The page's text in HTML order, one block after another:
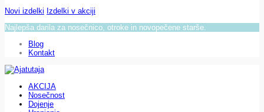
Novi izdelki Izdelki v akciji
Najlepša darila za nosečnico, otroke in novopečene starše.
Blog
Kontakt
AKCIJA
Nosečnost
Dojenje